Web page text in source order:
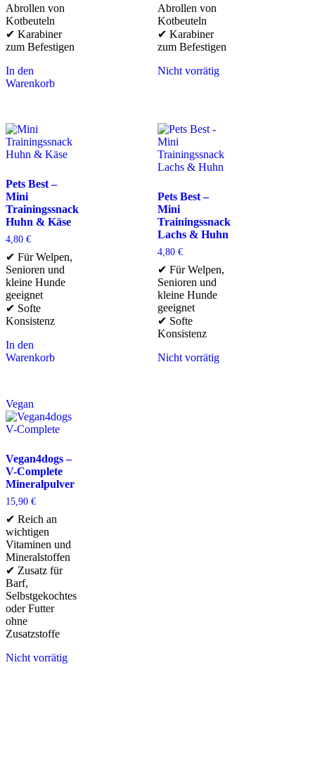
Abrollen von
Kotbeuteln
✔ Karabiner
zum Befestigen
In den
Warenkorb
Abrollen von
Kotbeuteln
✔ Karabiner
zum Befestigen
Nicht vorrätig
Pets Best –
Mini
Trainingssnack
Huhn & Käse
4,80 €
✔ Für Welpen,
Senioren und
kleine Hunde
geeignet
✔ Softe
Konsistenz
In den
Warenkorb
Pets Best –
Mini
Trainingssnack
Lachs & Huhn
4,80 €
✔ Für Welpen,
Senioren und
kleine Hunde
geeignet
✔ Softe
Konsistenz
Nicht vorrätig
Vegan
Vegan4dogs –
V-Complete
Mineralpulver
15,90 €
✔ Reich an
wichtigen
Vitaminen und
Mineralstoffen
✔ Zusatz für
Barf,
Selbstgekochtes
oder Futter
ohne
Zusatzstoffe
Nicht vorrätig